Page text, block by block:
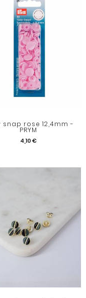
snap rose 12,4mm -
PRYM
4,10 €